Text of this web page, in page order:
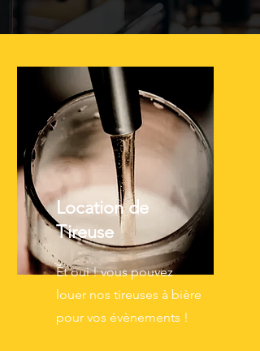
Location de
Tireuse
Et oui ! vous pouvez
louer nos tireuses à bière
pour vos évènements !